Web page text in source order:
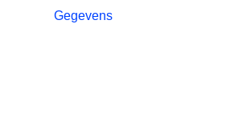
Gegevens